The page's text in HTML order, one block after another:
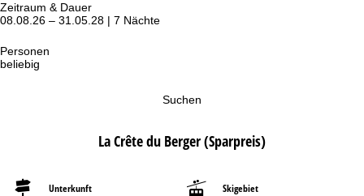
Zeitraum & Dauer
08.08.26 – 31.05.28 | 7 Nächte
Personen
beliebig
Suchen
La Crête du Berger (Sparpreis)
Unterkunft Skigebiet